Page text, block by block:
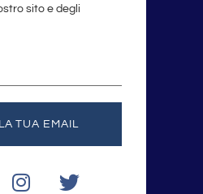
sito e degli
TUA EMAIL
I
T